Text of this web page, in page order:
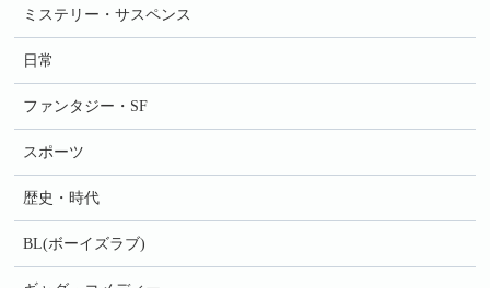
ミステリー・サスペンス
日常
ファンタジー・SF
スポーツ
歴史・時代
BL(ボーイズラブ)